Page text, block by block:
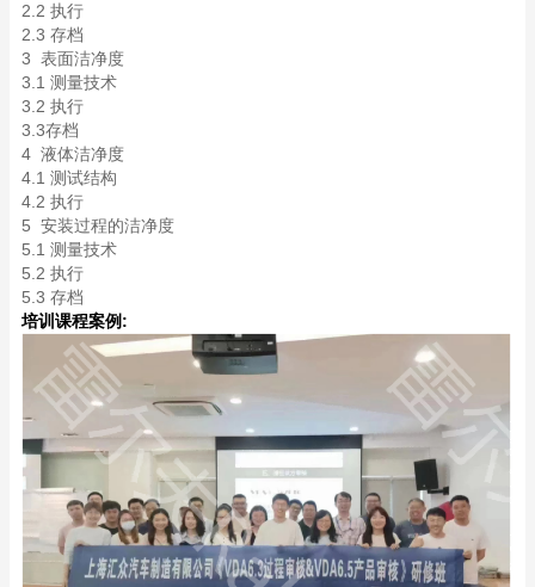
2.2 执行
2.3 存档
3 表面洁净度
3.1 测量技术
3.2 执行
3.3存档
4 液体洁净度
4.1 测试结构
4.2 执行
5 安装过程的洁净度
5.1 测量技术
5.2 执行
5.3 存档
培训课程案例: